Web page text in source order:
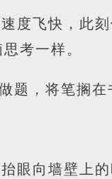
度飞快，此
考一样。
题，将笔搁
眼向墙壁上